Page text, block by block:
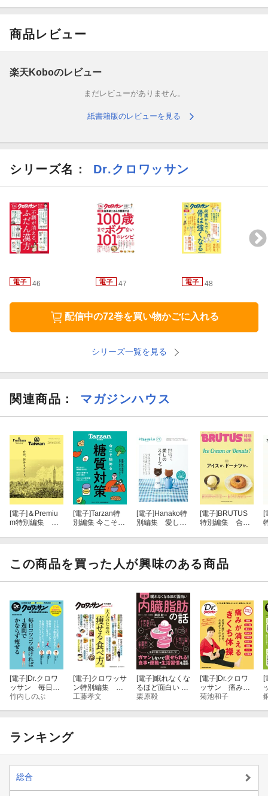
しかも内臓脂肪は、がんや生活習慣病の原因となるやっかいな脂
肪。
今回のDr.クロワッサンでは、一冊を通じて3人の先生が、内臓脂
事指導。おかずを最初にお腹いっぱい食べる「おかずファース
第2章は、フィジカルトレーナー・中野ジェームズ修一さんによ
る、楽に家の中で出来て内臓脂肪を燃焼できる有酸素運動。キッ
チン台や椅子を使った簡単な動きで、みるみるうちに内臓脂肪が
落ちていきます。
第3章は管理栄養士・大柳珠美さんによる外食でもできる内臓脂肪
ダイエット。糖質の少ない食事を、人気の外食店のメニューで知
一目でダイエット向きの食材がわかるのがうれしい。
一冊読めば内臓脂肪があっというまに落ちて、3週間でヘルシーボ
商品レビュー
楽天Koboのレビュー
まだレビューがありません。
紙書籍版のレビューを見る
シリーズ名： Dr.クロワッサン
46 47 48
配信中の72巻を買い物かごに入れる
シリーズ一覧を見る
関連商品 ： マガジンハウス
[電子] ＆Premiu
m特別編集 台
[電子]Tarzan特
別編集 今こそ始
[電子] Hanako特
別編集 愛しの
[電子] BRUTUS
特別編集 合
[
この商品を買った人が興味のある商品
[電子] Dr.クロワ
ッサン 毎日コ
ツコツ続ければ
竹内しのぶ
[電子]クロワッサ
ン特別編集 大
人のための、痩
工藤孝文
[電子]眠れなくな
るほど面白い 図
解 内臓脂肪の話
栗原毅
[電子] Dr.クロワ
ッサン 痛みが
消える「きくち
菊池和子
[
ランキング
総合